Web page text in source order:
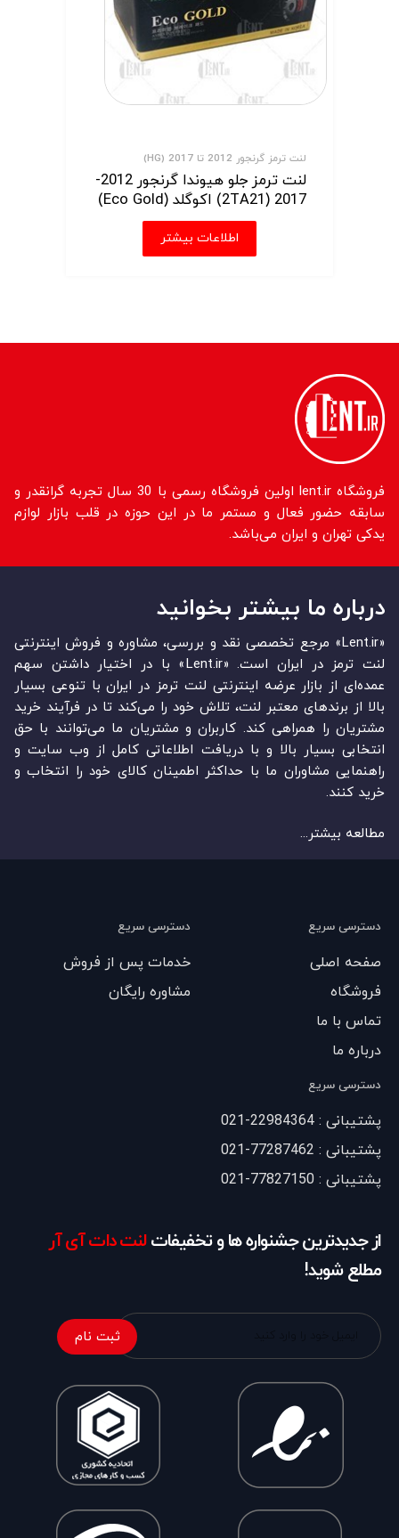
لنت ترمز گرنجور 2012 تا 2017 (HG)
لنت ترمز جلو هیوندا گرنجور 2012-
2017 (2TA21) اکوگلد (Eco Gold)
اطلاعات بیشتر
فروشگاه lent.ir اولین فروشگاه رسمی با 30 سال تجربه گرانقدر و
سابقه حضور فعال و مستمر ما در این حوزه در قلب بازار لوازم
یدکی تهران و ایران می‌باشد.
درباره ما بیشتر بخوانید
«Lent.ir» مرجع تخصصی نقد و بررسی، مشاوره و فروش اینترنتی
لنت ترمز در ایران است. «Lent.ir» با در اختیار داشتن سهم
عمده‏‌ای از بازار عرضه اینترنتی لنت ترمز در ایران با تنوعی بسیار
بالا از برندهای معتبر لنت، تلاش خود را می‌‏‏کند تا در فرآیند خرید
مشتریان را همراهی کند. کاربران و مشتریان ما می‏‏‌توانند با حق
انتخابی بسیار بالا و با دریافت اطلاعاتی کامل از وب سایت و
راهنمایی مشاوران ما با حداکثر اطمینان کالای خود را انتخاب و
خرید کنند.
مطالعه بیشتر...
دسترسی سریع
صفحه اصلی
فروشگاه
تماس با ما
درباره ما
دسترسی سریع
خدمات پس از فروش
مشاوره رایگان
دسترسی سریع
پشتیبانی : 22984364-021
پشتیبانی : 77287462-021
پشتیبانی : 77827150-021
از جدیدترین جشنواره ها و تخفیفاتلنت دات آی آر
مطلع شوید!
ثبت نام